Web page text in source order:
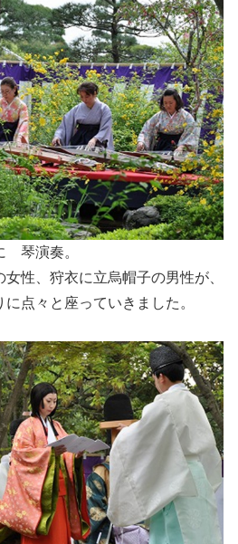
琴演奏。
性、狩衣に立烏帽子の男性が、
点々と座っていきました。